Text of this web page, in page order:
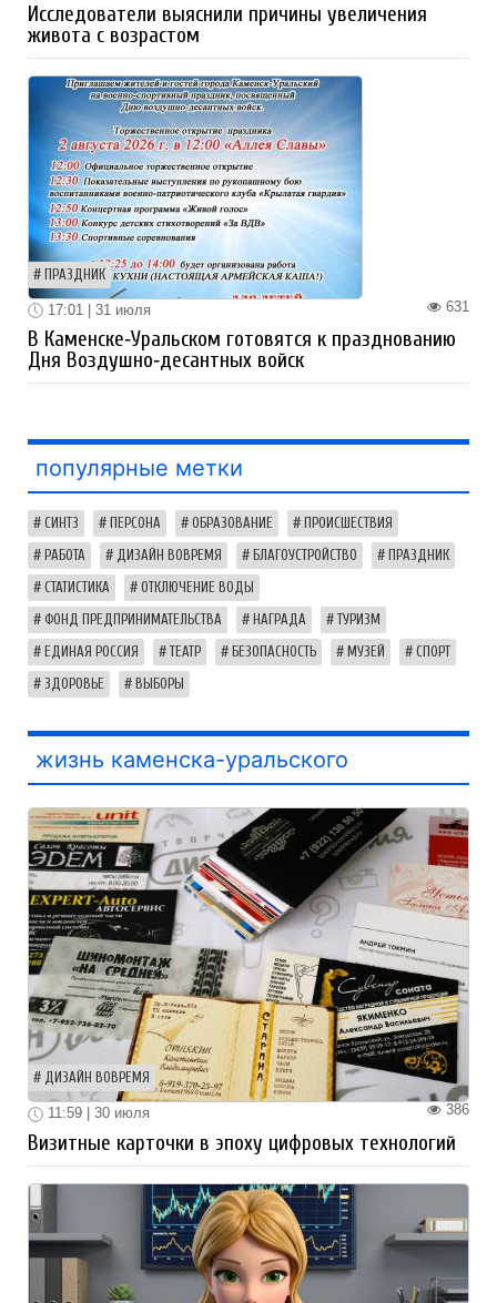
Исследователи выяснили причины увеличения
живота с возрастом
ПРАЗДНИК
631
17:01 | 31 июля
В Каменске‑Уральском готовятся к празднованию
Дня Воздушно‑десантных войск
популярные метки
СИНТЗ ПЕРСОНА ОБРАЗОВАНИЕ ПРОИСШЕСТВИЯ
РАБОТА ДИЗАЙН ВОВРЕМЯ БЛАГОУСТРОЙСТВО ПРАЗДНИК
СТАТИСТИКА ОТКЛЮЧЕНИЕ ВОДЫ
ФОНД ПРЕДПРИНИМАТЕЛЬСТВА НАГРАДА ТУРИЗМ
ЕДИНАЯ РОССИЯ ТЕАТР БЕЗОПАСНОСТЬ МУЗЕЙ СПОРТ
ЗДОРОВЬЕ ВЫБОРЫ
жизнь каменска-уральского
ДИЗАЙН ВОВРЕМЯ
386
11:59 | 30 июля
Визитные карточки в эпоху цифровых технологий